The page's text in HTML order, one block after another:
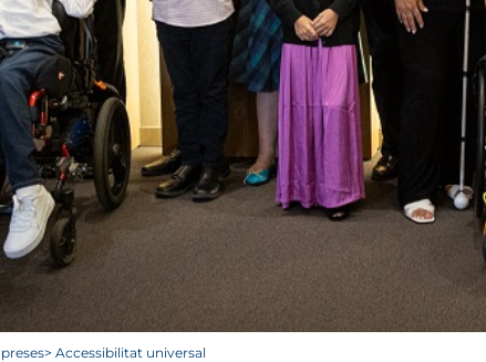
> Accessibilitat universal